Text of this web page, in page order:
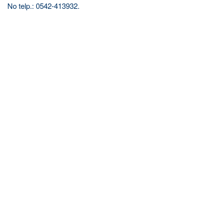
No telp.: 0542-413932.